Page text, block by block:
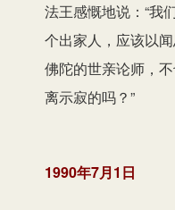
法王感慨地说：“我
个出家人，应该以
佛陀的世亲论师，
离示寂的吗？”
1990年7月1日